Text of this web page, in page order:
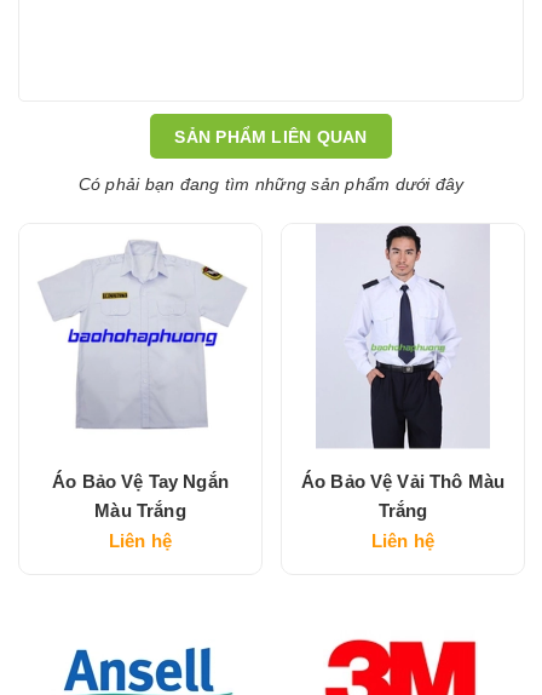
SẢN PHẨM LIÊN QUAN
Có phải bạn đang tìm những sản phẩm dưới đây
Áo Bảo Vệ Tay Ngắn
Màu Trắng
Liên hệ
Áo Bảo Vệ Vải Thô Màu
Trắng
Liên hệ